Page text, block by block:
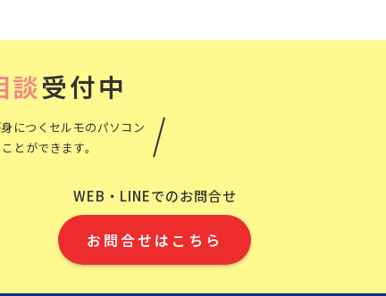
談受付中
につくセルモのパソコン
とができます。
WEB・LINEでのお問合せ
お問合せはこちら